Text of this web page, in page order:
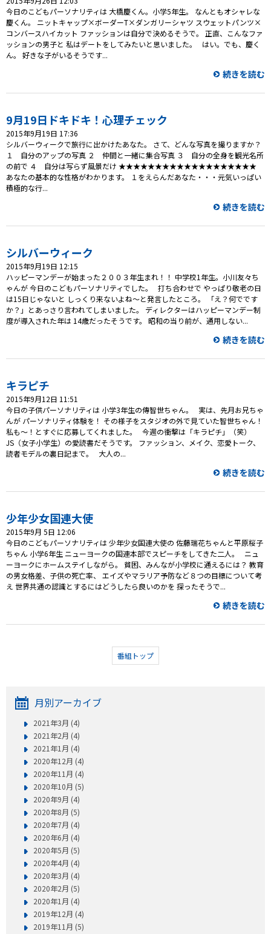
今日のこどもパーソナリティは 大橋慶くん。小学5年生。 なんともオシャレな
慶くん。 ニットキャップ×ボーダーT×ダンガリーシャツ スウェットパンツ×
コンバースハイカット ファッションは自分で決めるそうで。 正直、こんなファ
ッションの男子と 私はデートをしてみたいと思いました。 はい。でも、慶く
ん。 好きな子がいるそうです...
続きを読む
9月19日ドキドキ！心理チェック
2015年9月19日 17:36
シルバーウィークで旅行に出かけたあなた。 さて、どんな写真を撮りますか？
１ 自分のアップの写真 ２ 仲間と一緒に集合写真 ３ 自分の全身を観光名所
の前で ４ 自分は写らず風景だけ ★★★★★★★★★★★★★★★★★★★
あなたの基本的な性格がわかります。 １をえらんだあなた・・・元気いっぱい
積極的な行...
続きを読む
シルバーウィーク
2015年9月19日 12:15
ハッピーマンデーが始まった２００３年生まれ！！ 中学校1年生。小川友々ち
ゃんが 今日のこどもパーソナリティでした。 打ち合わせで やっぱり敬老の日
は15日じゃないと しっくり来ないよね～と発言したところ。 「え？何でです
か？」とあっさり言われてしまいました。 ディレクターはハッピーマンデー制
度が導入された年は 14歳だったそうです。 昭和の当り前が、通用しない...
続きを読む
キラピチ
2015年9月12日 11:51
今日の子供パーソナリティは 小学3年生の傳智世ちゃん。 実は、先月お兄ちゃ
んが パーソナリティ体験を！ その様子をスタジオの外で見ていた智世ちゃん！
私も～！とすぐに応募してくれました。 今週の衝撃は「キラピチ」（笑）
JS（女子小学生）の愛読書だそうです。 ファッション、メイク、恋愛トーク、
読者モデルの裏日記まで。 大人の...
続きを読む
少年少女国連大使
2015年9月 5日 12:06
今日のこどもパーソナリティは 少年少女国連大使の 佐藤瑞花ちゃんと平原桜子
ちゃん 小学6年生 ニューヨークの国連本部でスピーチをしてきた二人。 ニュ
ーヨークにホームステイしながら。 貧困、みんなが小学校に通えるには？ 教育
の男女格差、子供の死亡率、 エイズやマラリア予防など８つの目標について考
え 世界共通の認識とするにはどうしたら良いのかを 探ったそうで...
続きを読む
番組トップ
月別アーカイブ
2021年3月 (4)
2021年2月 (4)
2021年1月 (4)
2020年12月 (4)
2020年11月 (4)
2020年10月 (5)
2020年9月 (4)
2020年8月 (5)
2020年7月 (4)
2020年6月 (4)
2020年5月 (5)
2020年4月 (4)
2020年3月 (4)
2020年2月 (5)
2020年1月 (4)
2019年12月 (4)
2019年11月 (5)